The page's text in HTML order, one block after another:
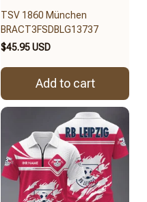
TSV 1860 München
BRACT3FSDBLG13737
$45.95 USD
Add to cart